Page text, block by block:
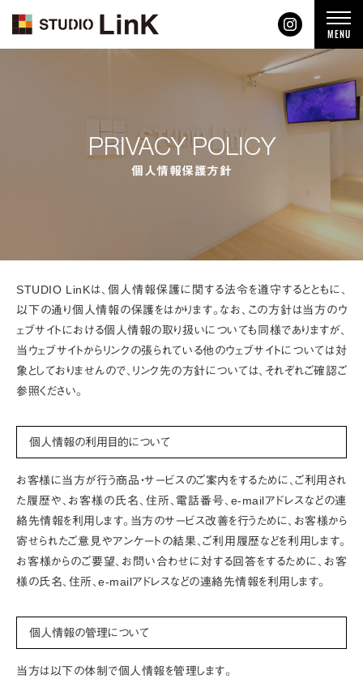
t
o
g
e
n
v
n
MENU
PRIVACY POLICY
個人情報保護方針
STUDIO LinKは、個人情報保護に関する法令を遵守するとともに、
以下の通り個人情報の保護をはかります。なお、この方針は当方のウ
ェブサイトにおける個人情報の取り扱いについても同様でありますが、
当ウェブサイトからリンクの張られている他のウェブサイトについては対
象としておりませんので、リンク先の方針については、それぞれご確認ご
参照ください。
個人情報の利用目的について
お客様に当方が行う商品・サービスのご案内をするために、ご利用され
た履歴や、お客様の氏名、住所、電話番号、e-mailアドレスなどの連
絡先情報を利用します。当方のサービス改善を行うために、お客様から
寄せられたご意見やアンケートの結果、ご利用履歴などを利用します。
お客様からのご要望、お問い合わせに対する回答をするために、お客
様の氏名、住所、e-mailアドレスなどの連絡先情報を利用します。
個人情報の管理について
当方は以下の体制で個人情報を管理します。